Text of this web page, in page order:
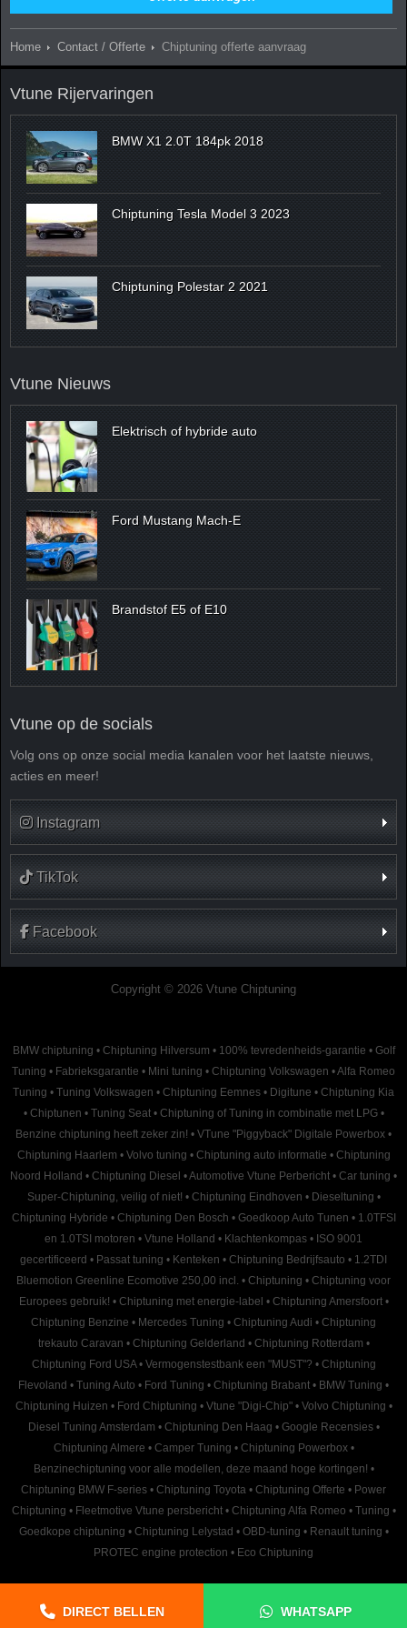
Home Contact / Offerte Chiptuning offerte aanvraag
Vtune Rijervaringen
BMW X1 2.0T 184pk 2018
Chiptuning Tesla Model 3 2023
Chiptuning Polestar 2 2021
Vtune Nieuws
Elektrisch of hybride auto
Ford Mustang Mach-E
Brandstof E5 of E10
Vtune op de socials
Volg ons op onze social media kanalen voor het laatste nieuws,
acties en meer!
Instagram
TikTok
Facebook
Copyright © 2026 Vtune Chiptuning
BMW chiptuning • Chiptuning Hilversum • 100% tevredenheids-garantie • Golf
Tuning • Fabrieksgarantie • Mini tuning • Chiptuning Volkswagen •Alfa Romeo
Tuning • Tuning Volkswagen • Chiptuning Eemnes • Digitune • Chiptuning Kia
• Chiptunen • Tuning Seat • Chiptuning of Tuning in combinatie met LPG •
Benzine chiptuning heeft zeker zin! • VTune "Piggyback" Digitale Powerbox •
Chiptuning Haarlem • Volvo tuning • Chiptuning auto informatie • Chiptuning
Noord Holland • Chiptuning Diesel •Automotive Vtune Perbericht • Car tuning •
Super-Chiptuning, veilig of niet! • Chiptuning Eindhoven • Dieseltuning •
Chiptuning Hybride • Chiptuning Den Bosch • Goedkoop Auto Tunen • 1.0TFSI
en 1.0TSI motoren • Vtune Holland • Klachtenkompas • ISO 9001
gecertificeerd • Passat tuning • Kenteken • Chiptuning Bedrijfsauto • 1.2TDI
Bluemotion Greenline Ecomotive 250,00 incl. • Chiptuning • Chiptuning voor
Europees gebruik! • Chiptuning met energie-label • Chiptuning Amersfoort •
Chiptuning Benzine • Mercedes Tuning • Chiptuning Audi • Chiptuning
trekauto Caravan • Chiptuning Gelderland • Chiptuning Rotterdam •
Chiptuning Ford USA • Vermogenstestbank een "MUST"? • Chiptuning
Flevoland • Tuning Auto • Ford Tuning • Chiptuning Brabant • BMW Tuning •
Chiptuning Huizen • Ford Chiptuning • Vtune "Digi-Chip" • Volvo Chiptuning •
Diesel Tuning Amsterdam • Chiptuning Den Haag • Google Recensies •
Chiptuning Almere • Camper Tuning • Chiptuning Powerbox •
Benzinechiptuning voor alle modellen, deze maand hoge kortingen! •
Chiptuning BMW F-series • Chiptuning Toyota • Chiptuning Offerte • Power
Chiptuning • Fleetmotive Vtune persbericht • Chiptuning Alfa Romeo • Tuning •
Goedkope chiptuning • Chiptuning Lelystad • OBD-tuning • Renault tuning •
PROTEC engine protection • Eco Chiptuning
DIRECT BELLEN WHATSAPP